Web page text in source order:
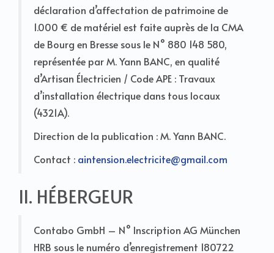
déclaration d’affectation de patrimoine de
1.000 € de matériel est faite auprès de la CMA
de Bourg en Bresse sous le N° 880 148 580,
représentée par M. Yann BANC, en qualité
d’Artisan Électricien / Code APE : Travaux
d’installation électrique dans tous locaux
(4321A).
Direction de la publication : M. Yann BANC.
Contact : aintension.electricite@gmail.com
II. HÉBERGEUR
Contabo GmbH – N° Inscription AG München
HRB sous le numéro d’enregistrement 180722